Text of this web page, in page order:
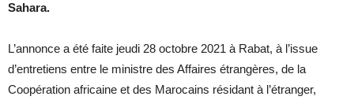
Sahara.
L’annonce a été faite jeudi 28 octobre 2021 à Rabat, à l’issue
d’entretiens entre le ministre des Affaires étrangères, de la
Coopération africaine et des Marocains résidant à l’étranger,